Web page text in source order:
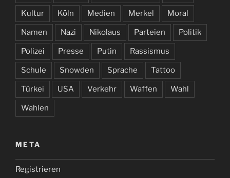
Kultur Köln Medien Merkel Moral
Namen Nazi Nikolaus Parteien Politik
Polizei Presse Putin Rassismus
Schule Snowden Sprache Tattoo
Türkei USA Verkehr Waffen Wahl
Wahlen
META
Registrieren